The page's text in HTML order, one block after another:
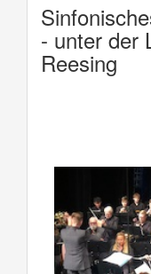
- unter der
Reesing